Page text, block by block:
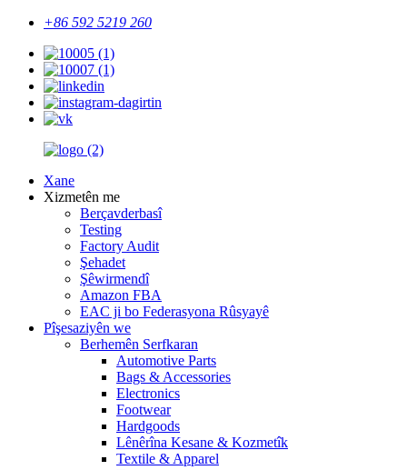
+86 592 5219 260
Xane
Xizmetên me
Berçavderbasî
Testing
Factory Audit
Şehadet
Şêwirmendî
Amazon FBA
EAC ji bo Federasyona Rûsyayê
Pîşesaziyên we
Berhemên Serfkaran
Automotive Parts
Bags & Accessories
Electronics
Footwear
Hardgoods
Lênêrîna Kesane & Kozmetîk
Textile & Apparel